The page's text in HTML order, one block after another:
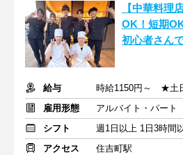
【中華料理
OK！短期
初心者さん
給与
雇用形態
アルバイト・パート
シフト
週1日以上 1日3時間
アクセス
住吉町駅